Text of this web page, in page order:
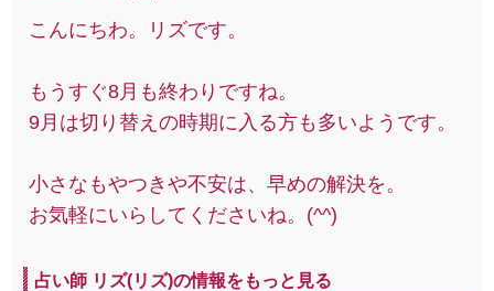
こんにちわ。リズです。
もうすぐ8月も終わりですね。
9月は切り替えの時期に入る方も多いようです。
小さなもやつきや不安は、早めの解決を。
お気軽にいらしてくださいね。(^^)
占い師 リズ(リズ)の情報をもっと見る